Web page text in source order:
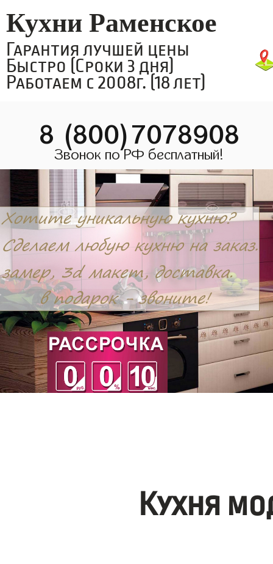
Кухни Раменское
Гарантия лучшей цены
Быстро (Сроки 3 дня)
Работаем с 2008г. (18 лет)
8 (800)7078908
Звонок по РФ бесплатный!
Кухня